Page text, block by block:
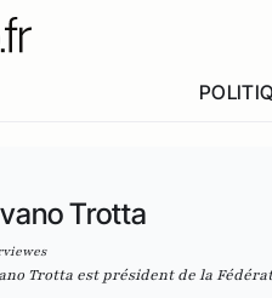
Trotta
Trotta est président de la